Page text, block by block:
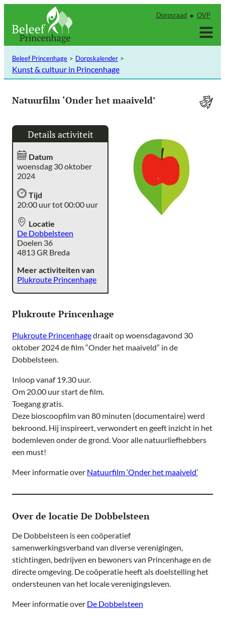
inhoud
Dorpsraad OVP
Beleef Princenhage Dorpskalender
Kunst & cultuur in Princenhage
Natuurfilm ‘Onder het maaiveld’
Details activiteit
Datum
woensdag 30 oktober
2024
Tijd
20:00 uur tot 00:00 uur
Locatie
De Dobbelsteen
Doelen 36
4813 GR Breda
Meer activiteiten van
Plukroute Princenhage
Plukroute Princenhage
Plukroute Princenhagedraait op woensdagavond 30
oktober 2024 de film “Onder het maaiveld” in de
Dobbelsteen.
Inloop vanaf 19.30 uur.
Om 20.00 uur start de film.
Toegang gratis.
Deze bioscoopfilm van 80 minuten (documentaire) werd
bekroond. Hij inspireert, verwondert en geeft inzicht in het
bodemleven onder de grond. Voor alle natuurliefhebbers
een must!
Meer informatie over Natuurfilm ‘Onder het maaiveld’
Over de locatie De Dobbelsteen
De Dobbelsteen is een coöperatief
samenwerkingsverband van diverse verenigingen,
stichtingen, bedrijven en bewoners van Princenhage en de
directe omgeving. De coöperatie heeft als doelstelling het
ondersteunen van het locale verenigingsleven.
Meer informatie over De Dobbelsteen